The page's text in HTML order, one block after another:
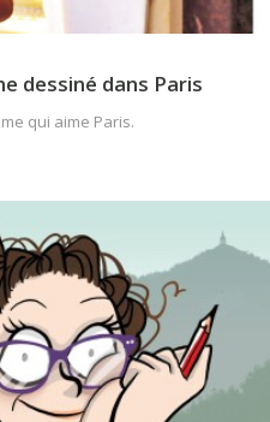
dessiné dans Paris
qui aime Paris.